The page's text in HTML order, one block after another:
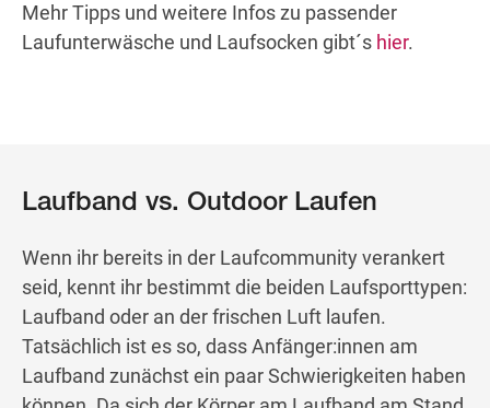
Mehr Tipps und weitere Infos zu passender
Laufunterwäsche und Laufsocken gibt´s hier.
Laufband vs. Outdoor Laufen
Wenn ihr bereits in der Laufcommunity verankert
seid, kennt ihr bestimmt die beiden Laufsporttypen:
Laufband oder an der frischen Luft laufen.
Tatsächlich ist es so, dass Anfänger:innen am
Laufband zunächst ein paar Schwierigkeiten haben